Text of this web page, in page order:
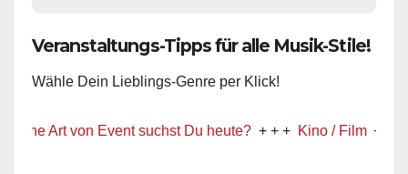
Veranstaltungs-Tipps für alle Musik-Stile!
Wähle Dein Lieblings-Genre per Klick!
von Event suchst Du heute? + + + Kino / Film + + + Ww